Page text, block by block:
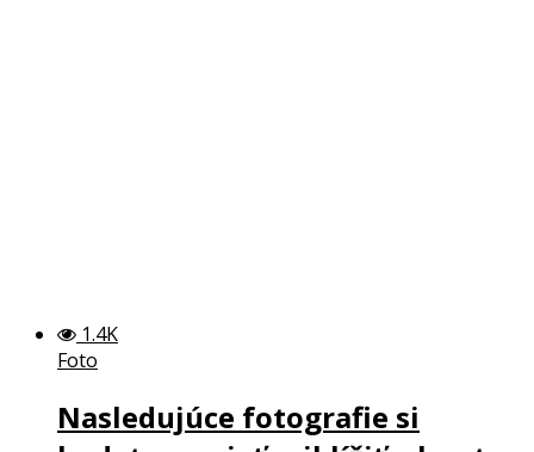
1.4K
Foto
Nasledujúce fotografie si